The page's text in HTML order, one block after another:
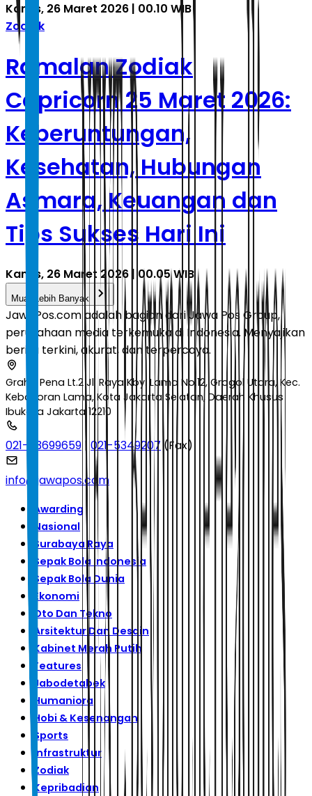
Kamis, 26 Maret 2026 | 00.10 WIB
Zodiak
Ramalan Zodiak
Capricorn 25 Maret 2026:
Keberuntungan,
Kesehatan, Hubungan
Asmara, Keuangan dan
Tips Sukses Hari Ini
Kamis, 26 Maret 2026 | 00.05 WIB
Muat Lebih Banyak
JawaPos.com adalah bagian dari Jawa Pos Group,
perusahaan media terkemuka di Indonesia. Menyajikan
berita terkini, akurat, dan terpercaya.
Graha Pena Lt.2 Jl. Raya Kby. Lama No.12, Grogol Utara, Kec.
Kebayoran Lama, Kota Jakarta Selatan, Daerah Khusus
Ibukota Jakarta 12210
021-53699659 | 021-5349207(Fax)
info@jawapos.com
Awarding
Nasional
Surabaya Raya
Sepak Bola Indonesia
Sepak Bola Dunia
Ekonomi
Oto Dan Tekno
Arsitektur Dan Desain
Kabinet Merah Putih
Features
Jabodetabek
Humaniora
Hobi & Kesenangan
Sports
Infrastruktur
Zodiak
Kepribadian